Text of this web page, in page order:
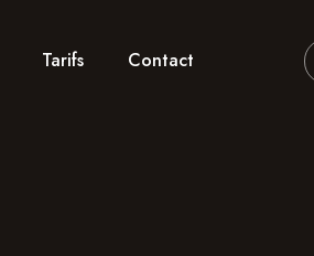
Tarifs Contact